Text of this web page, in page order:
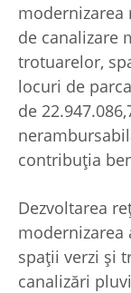
modernizarea
de canalizare
trotuarelor,
locuri de
de
contribuția
Dezvoltarea
modernizarea
spații verzi și
canalizări